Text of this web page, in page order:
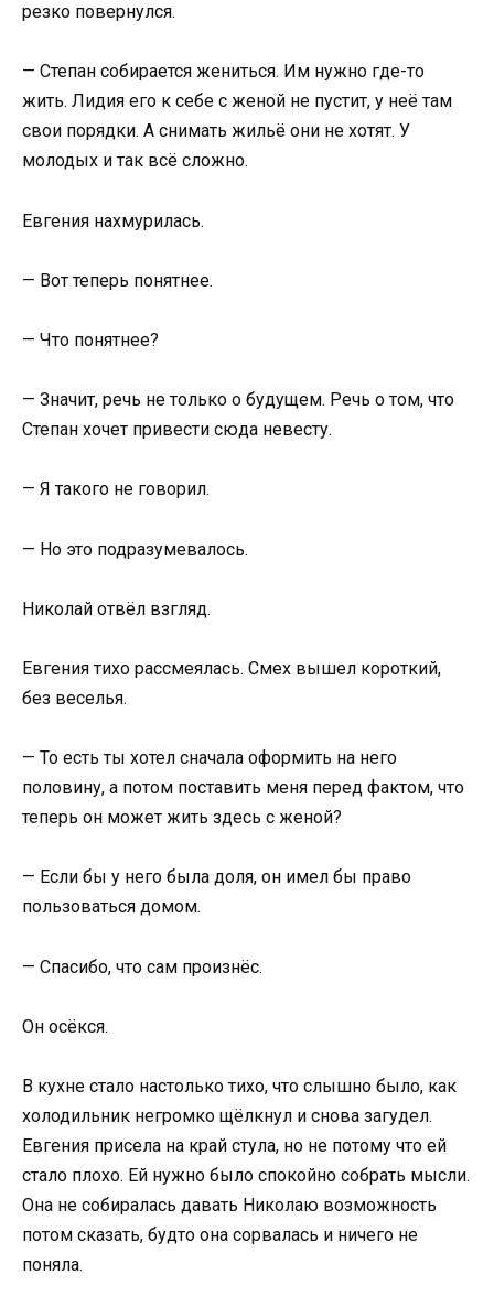
резко повернулся.
— Степан собирается жениться. Им нужно где-то
жить. Лидия его к себе с женой не пустит, у неё там
свои порядки. А снимать жильё они не хотят. У
молодых и так всё сложно.
Евгения нахмурилась.
— Вот теперь понятнее.
— Что понятнее?
— Значит, речь не только о будущем. Речь о том, что
Степан хочет привести сюда невесту.
— Я такого не говорил.
— Но это подразумевалось.
Николай отвёл взгляд.
Евгения тихо рассмеялась. Смех вышел короткий,
без веселья.
— То есть ты хотел сначала оформить на него
половину, а потом поставить меня перед фактом, что
теперь он может жить здесь с женой?
— Если бы у него была доля, он имел бы право
пользоваться домом.
— Спасибо, что сам произнёс.
Он осёкся.
В кухне стало настолько тихо, что слышно было, как
холодильник негромко щёлкнул и снова загудел.
Евгения присела на край стула, но не потому что ей
стало плохо. Ей нужно было спокойно собрать мысли.
Она не собиралась давать Николаю возможность
потом сказать, будто она сорвалась и ничего не
поняла.